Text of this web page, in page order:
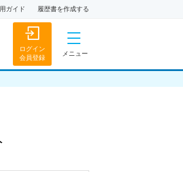
ガイド 履歴書を作成する
ログイン
会員登録
メニュー